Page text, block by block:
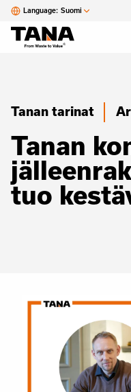
Language: Suomi
Tanan tarinat
Tanan
tuo